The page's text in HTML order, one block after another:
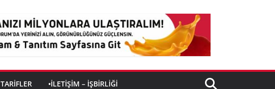
TARİFLER •İLETIŞIM – İŞBIRLIĞI